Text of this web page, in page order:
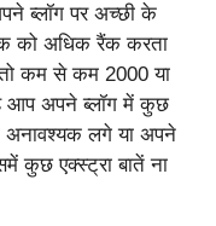
ब्लॉग पर अच्छी के
को अधिक रैंक करता
कम से कम 2000 या
आप अपने ब्लॉग में कुछ
अनावश्यक लगे या अपने
कुछ एक्स्ट्रा बातें ना